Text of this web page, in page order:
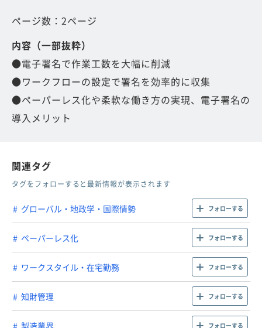
ページ数：2ページ
内容（一部抜粋）
●電子署名で作業工数を大幅に削減
●ワークフローの設定で署名を効率的に収集
●ペーパーレス化や柔軟な働き方の実現、電子署名の
導入メリット
関連タグ
タグをフォローすると最新情報が表示されます
グローバル・地政学・国際情勢 フォローする
ペーパーレス化 フォローする
ワークスタイル・在宅勤務 フォローする
知財管理 フォローする
製造業界 フォローする